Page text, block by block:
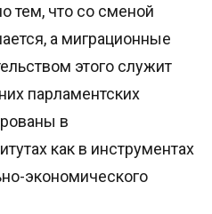
тем, что со сменой
а миграционные
этого служит
парламентских
в
как в инструментах
экономического